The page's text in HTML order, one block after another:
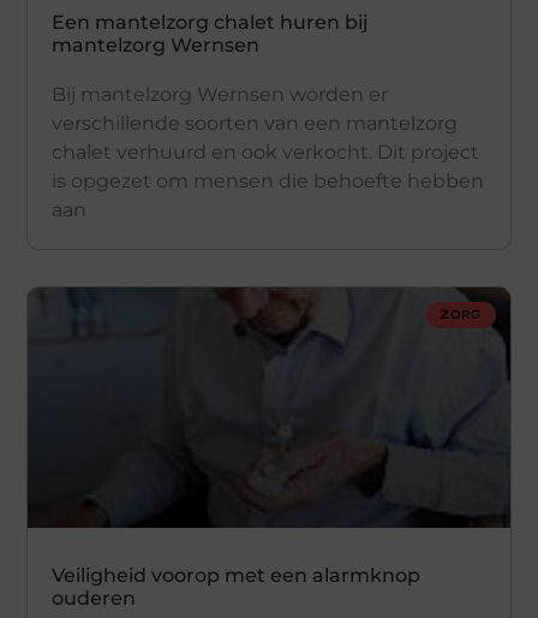
Een mantelzorg chalet huren bij
mantelzorg Wernsen
Bij mantelzorg Wernsen worden er
verschillende soorten van een mantelzorg
chalet verhuurd en ook verkocht. Dit project
is opgezet om mensen die behoefte hebben
aan
ZORG
Veiligheid voorop met een alarmknop
ouderen